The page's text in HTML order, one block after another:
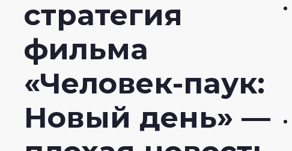
стратегия
фильма
«Человек-паук:
Новый день» —